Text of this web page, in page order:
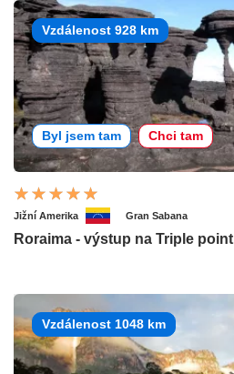
Vzdálenost 928 km
Byl jsem tam Chci tam
Jižní Amerika Gran Sabana
Roraima - výstup na Triple point
Vzdálenost 1048 km